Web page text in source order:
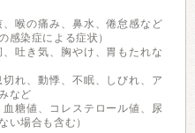
喉の痛み、鼻水、倦怠感など
感染症による症状）
吐き気、胸やけ、胃もたれな
れ、動悸、不眠、しびれ、ア
など
糖値、コレステロール値、尿
い場合も含む）